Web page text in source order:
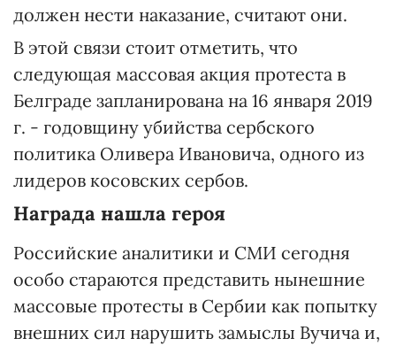
должен нести наказание, считают они.
В этой связи стоит отметить, что
следующая массовая акция протеста в
Белграде запланирована на 16 января 2019
г. - годовщину убийства сербского
политика Оливера Ивановича, одного из
лидеров косовских сербов.
Награда нашла героя
Российские аналитики и СМИ сегодня
особо стараются представить нынешние
массовые протесты в Сербии как попытку
внешних сил нарушить замыслы Вучича и,